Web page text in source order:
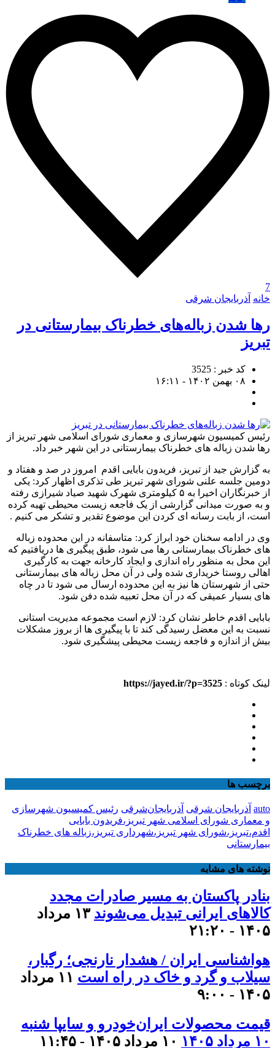
7
خانه آذربایجان شرقی
رها شدن زباله‌های خطرناک بیمارستانی در
تبریز
کد خبر : 3525
۰۸ بهمن ۱۴۰۲ - ۱۶:۱۱
رئیس کمیسیون شهرسازی و معماری شورای اسلامی شهر تبریز از
رها شدن زباله های خطرناک بیمارستانی در این شهر خبر داد.
به گزارش جید از تبریز، فریدون بابایی اقدم امروز در صد و هفتاد و
دومین جلسه علنی شورای شهر تبریز طی تذکری اظهار کرد: یکی
از خبرنگاران اخیرا به ۵ کیلومتری شهرک شهید صیاد شیرازی رفته
و به صورت میدانی گزارشی از یک فاجعه زیست محیطی تهیه کرده
است، از بابت رسانه ای کردن این موضوع تقدیر و تشکر می کنیم .
وی در ادامه سخنان خود ابراز کرد: متاسفانه در این محدوده زباله
های خطرناک بیمارستانی رها می شود، طبق پیگیری ها دریافتیم که
این محل به منظور راه اندازی و ایجاد کارخانه جهت به کارگیری
اهالی روستا خریداری شده ولی در آن محل زباله های بیمارستانی
حتی از شهرستان ها نیز به این محدوده ارسال می شود تا در چاه
های بسیار عمیقی که در آن محل تعبیه شده دفن شود.
بابایی اقدم خاطر نشان کرد: لازم است مجموعه مدیریت استانی
نسبت به این معضل رسیدگی کند تا با پیگیری ها از بروز مشکلات
بیش از اندازه و فاجعه زیست محیطی پیشگیری شود.
لینک کوتاه : https://jayed.ir/?p=3525
برچسب ها
auto آذربایجان شرقی آذربایجان‌شرقی رئیس کمیسیون شهرسازی
و معماری شورای اسلامی شهر تبریز،فریدون بابایی
اقدم،تبریز،شورای شهر تبریز،شهرداری تبریز،زباله های خطرناک
بیمارستانی
نوشته های مشابه
بنادر پاکستان به مسیر صادرات مجدد
کالاهای ایرانی تبدیل می‌شوند
۱۳ مرداد
۱۴۰۵ - ۲۱:۲۰
هواشناسی ایران / هشدار نارنجی؛ رگبار،
سیلاب و گرد و خاک در راه است
۱۱ مرداد
۱۴۰۵ - ۹:۰۰
قیمت محصولات ایران‌خودرو و سایپا شنبه
۱۰ مرداد ۱۴۰۵
۱۰ مرداد ۱۴۰۵ - ۱۱:۴۵